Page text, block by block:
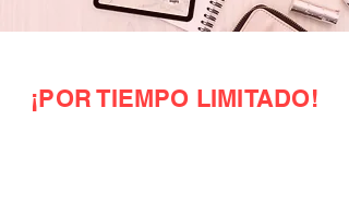
¡POR TIEMPO LIMITADO!